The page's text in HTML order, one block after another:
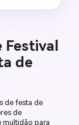
sem
de
de festa de
de
multidão para